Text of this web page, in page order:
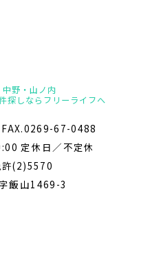
野・山ノ内
探しならフリーライフへ
67-0488
定休日／不定休
許(2)5570
飯山1469-3